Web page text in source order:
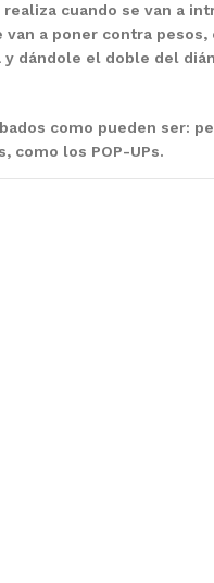
cuando se van a
a poner contra pesos,
y dándole el doble del
como pueden ser:
como los POP-UPs.